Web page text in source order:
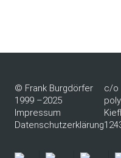
© Frank Burgdörfer
1999 –2025
Impressum
Datenschutzerklärung
c/o